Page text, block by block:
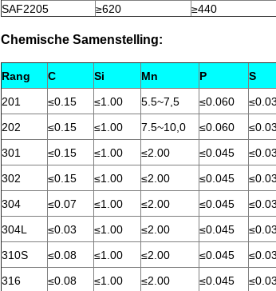
SAF2205
≥620 ≥440
Chemische Samenstelling:
Rang C Si Mn P S
201
≤0.15 ≤1.00 5.5~7,5 ≤0.060 ≤0.03
202
≤0.15 ≤1.00 7.5~10,0 ≤0.060 ≤0.03
301
≤0.15 ≤1.00 ≤2.00 ≤0.045 ≤0.03
302
≤0.15 ≤1.00 ≤2.00 ≤0.045 ≤0.03
304
≤0.07 ≤1.00 ≤2.00 ≤0.045 ≤0.03
304L
≤0.03 ≤1.00 ≤2.00 ≤0.045 ≤0.03
310S
≤0.08 ≤1.00 ≤2.00 ≤0.045 ≤0.03
316
≤0.08 ≤1.00 ≤2.00 ≤0.045 ≤0.03